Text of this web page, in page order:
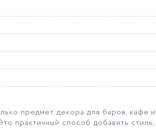
предмет декора для баров, кафе
практичный способ добавить